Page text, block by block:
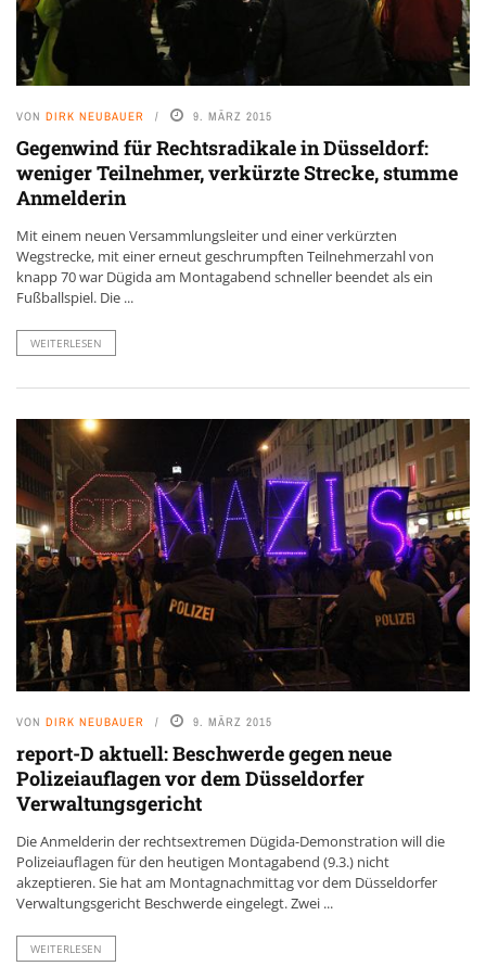
VON DIRK NEUBAUER 9. MÄRZ 2015
Gegenwind für Rechtsradikale in Düsseldorf:
weniger Teilnehmer, verkürzte Strecke, stumme
Anmelderin
Mit einem neuen Versammlungsleiter und einer verkürzten
Wegstrecke, mit einer erneut geschrumpften Teilnehmerzahl von
knapp 70 war Dügida am Montagabend schneller beendet als ein
Fußballspiel. Die ...
WEITERLESEN
VON DIRK NEUBAUER 9. MÄRZ 2015
report-D aktuell: Beschwerde gegen neue
Polizeiauflagen vor dem Düsseldorfer
Verwaltungsgericht
Die Anmelderin der rechtsextremen Dügida-Demonstration will die
Polizeiauflagen für den heutigen Montagabend (9.3.) nicht
akzeptieren. Sie hat am Montagnachmittag vor dem Düsseldorfer
Verwaltungsgericht Beschwerde eingelegt. Zwei ...
WEITERLESEN